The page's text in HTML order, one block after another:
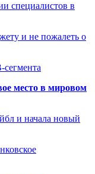
специалистов в
и не пожалеть о
место в мировом
и начала новый